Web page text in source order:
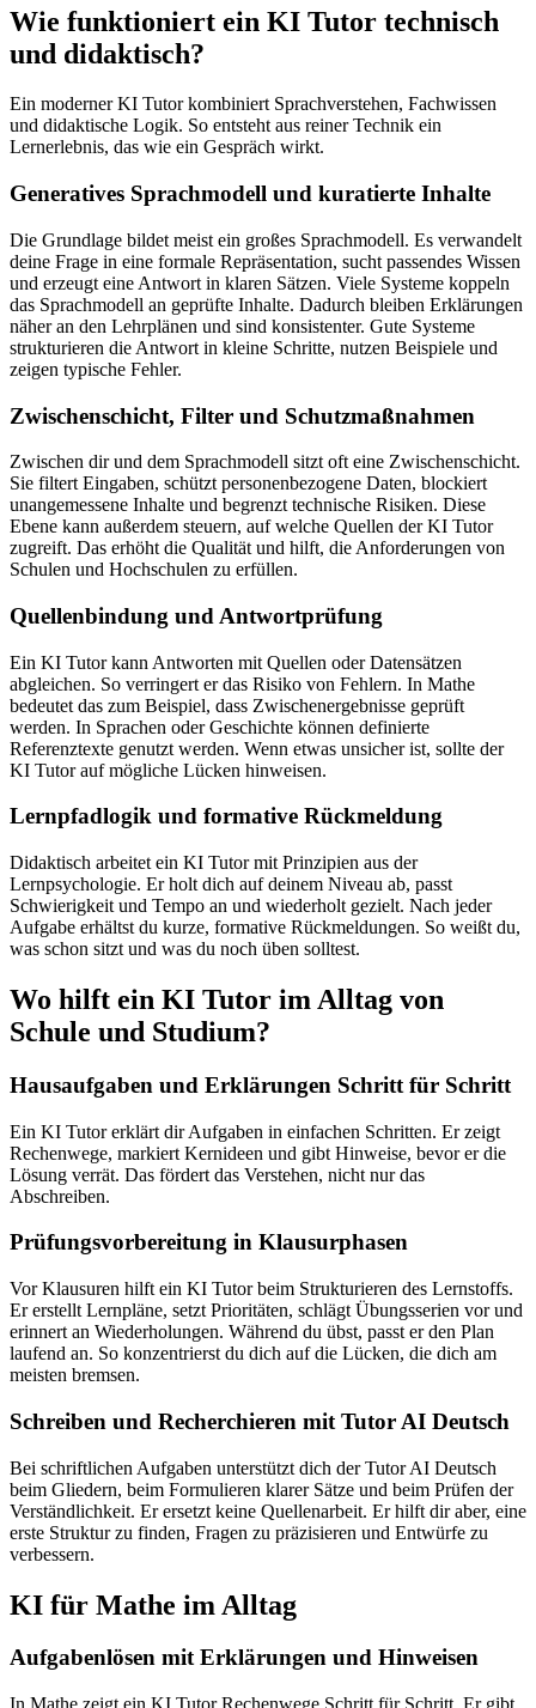
Wie funktioniert ein KI Tutor technisch
und didaktisch?
Ein moderner KI Tutor kombiniert Sprachverstehen, Fachwissen
und didaktische Logik. So entsteht aus reiner Technik ein
Lernerlebnis, das wie ein Gespräch wirkt.
Generatives Sprachmodell und kuratierte Inhalte
Die Grundlage bildet meist ein großes Sprachmodell. Es verwandelt
deine Frage in eine formale Repräsentation, sucht passendes Wissen
und erzeugt eine Antwort in klaren Sätzen. Viele Systeme koppeln
das Sprachmodell an geprüfte Inhalte. Dadurch bleiben Erklärungen
näher an den Lehrplänen und sind konsistenter. Gute Systeme
strukturieren die Antwort in kleine Schritte, nutzen Beispiele und
zeigen typische Fehler.
Zwischenschicht, Filter und Schutzmaßnahmen
Zwischen dir und dem Sprachmodell sitzt oft eine Zwischenschicht.
Sie filtert Eingaben, schützt personenbezogene Daten, blockiert
unangemessene Inhalte und begrenzt technische Risiken. Diese
Ebene kann außerdem steuern, auf welche Quellen der KI Tutor
zugreift. Das erhöht die Qualität und hilft, die Anforderungen von
Schulen und Hochschulen zu erfüllen.
Quellenbindung und Antwortprüfung
Ein KI Tutor kann Antworten mit Quellen oder Datensätzen
abgleichen. So verringert er das Risiko von Fehlern. In Mathe
bedeutet das zum Beispiel, dass Zwischenergebnisse geprüft
werden. In Sprachen oder Geschichte können definierte
Referenztexte genutzt werden. Wenn etwas unsicher ist, sollte der
KI Tutor auf mögliche Lücken hinweisen.
Lernpfadlogik und formative Rückmeldung
Didaktisch arbeitet ein KI Tutor mit Prinzipien aus der
Lernpsychologie. Er holt dich auf deinem Niveau ab, passt
Schwierigkeit und Tempo an und wiederholt gezielt. Nach jeder
Aufgabe erhältst du kurze, formative Rückmeldungen. So weißt du,
was schon sitzt und was du noch üben solltest.
Wo hilft ein KI Tutor im Alltag von
Schule und Studium?
Hausaufgaben und Erklärungen Schritt für Schritt
Ein KI Tutor erklärt dir Aufgaben in einfachen Schritten. Er zeigt
Rechenwege, markiert Kernideen und gibt Hinweise, bevor er die
Lösung verrät. Das fördert das Verstehen, nicht nur das
Abschreiben.
Prüfungsvorbereitung in Klausurphasen
Vor Klausuren hilft ein KI Tutor beim Strukturieren des Lernstoffs.
Er erstellt Lernpläne, setzt Prioritäten, schlägt Übungsserien vor und
erinnert an Wiederholungen. Während du übst, passt er den Plan
laufend an. So konzentrierst du dich auf die Lücken, die dich am
meisten bremsen.
Schreiben und Recherchieren mit Tutor AI Deutsch
Bei schriftlichen Aufgaben unterstützt dich der Tutor AI Deutsch
beim Gliedern, beim Formulieren klarer Sätze und beim Prüfen der
Verständlichkeit. Er ersetzt keine Quellenarbeit. Er hilft dir aber, eine
erste Struktur zu finden, Fragen zu präzisieren und Entwürfe zu
verbessern.
KI für Mathe im Alltag
Aufgabenlösen mit Erklärungen und Hinweisen